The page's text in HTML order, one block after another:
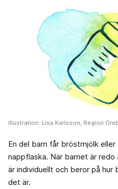
Illustration: Lisa Karlsson, Region
En del barn får bröstmjölk
nappflaska. När barnet är
är individuellt och beror på hur
det är.